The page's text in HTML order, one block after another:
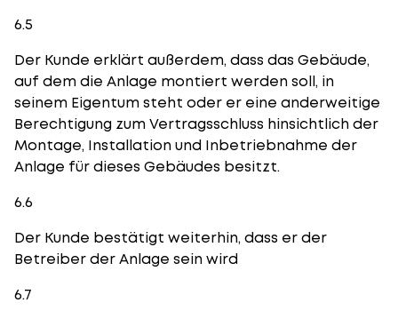
6.5
Der Kunde erklärt außerdem, dass das Gebäude,
auf dem die Anlage montiert werden soll, in
seinem Eigentum steht oder er eine anderweitige
Berechtigung zum Vertragsschluss hinsichtlich der
Montage, Installation und Inbetriebnahme der
Anlage für dieses Gebäudes besitzt.
6.6
Der Kunde bestätigt weiterhin, dass er der
Betreiber der Anlage sein wird
6.7